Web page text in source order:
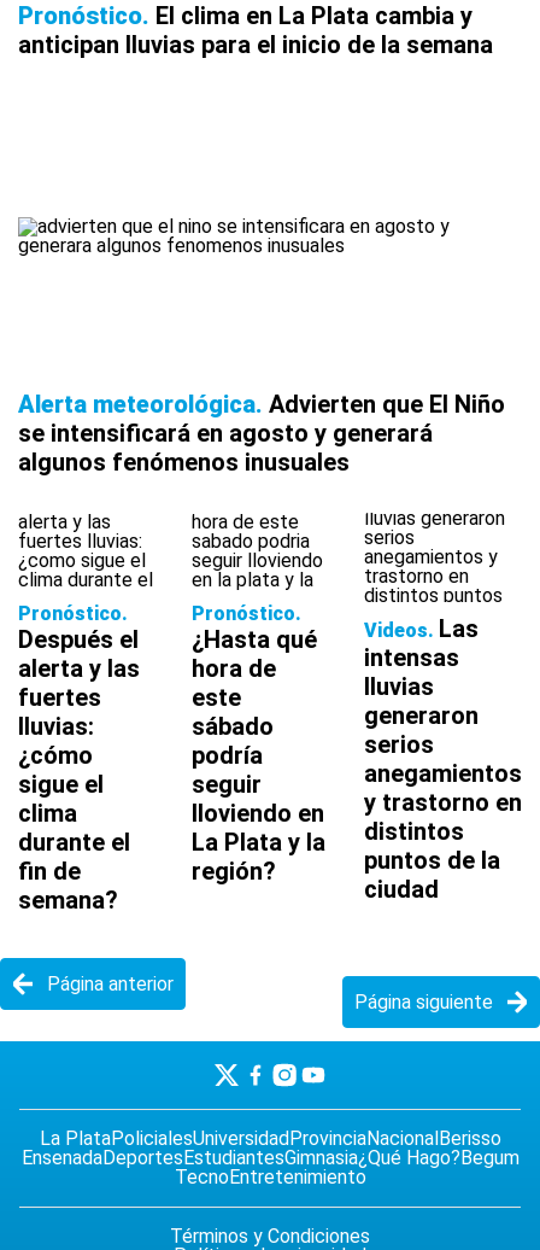
Pronóstico El clima en La Plata cambia y
anticipan lluvias para el inicio de la semana
Alerta meteorológica Advierten que El Niño
se intensificará en agosto y generará
algunos fenómenos inusuales
Pronóstico
Después el
alerta y las
fuertes
lluvias:
¿cómo
sigue el
clima
durante el
fin de
semana?
Pronóstico
¿Hasta qué
hora de
este
sábado
podría
seguir
lloviendo en
La Plata y la
región?
Videos Las
intensas
lluvias
generaron
serios
anegamientos
y trastorno en
distintos
puntos de la
ciudad
Página anterior
Página siguiente
La PlataPolicialesUniversidadProvinciaNacionalBerisso
EnsenadaDeportesEstudiantesGimnasia¿Qué Hago?Begum
TecnoEntretenimiento
Términos y Condiciones